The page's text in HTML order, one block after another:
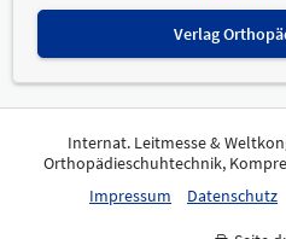
Verlag
Internat. Leitmesse &
Orthopädieschuhtechnik,
Impressum
Datenschutz